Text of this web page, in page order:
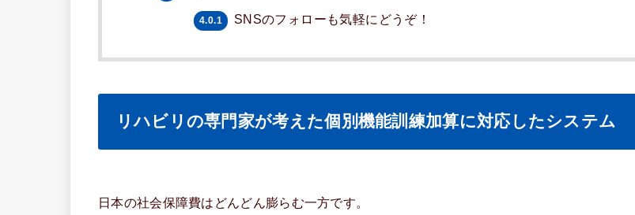
4.0.1 SNSのフォローも気軽にどうぞ！
リハビリの専門家が考えた個別機能訓練加算に対応したシステム
日本の社会保障費はどんどん膨らむ一方です。